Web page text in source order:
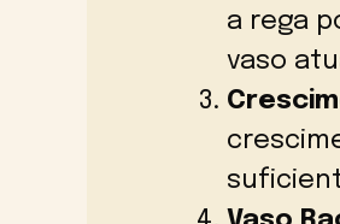
a rega
vaso